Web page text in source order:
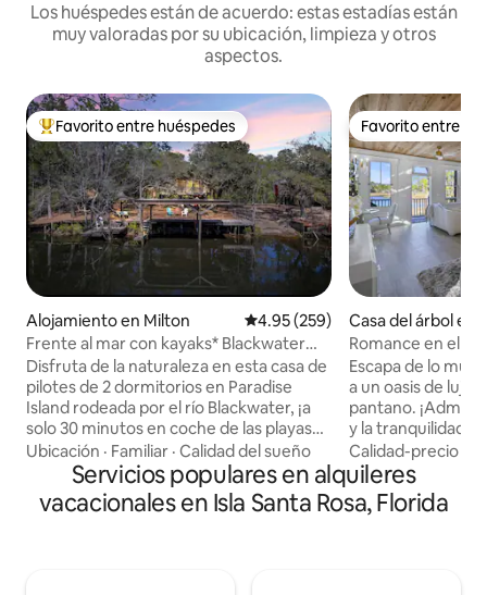
Los huéspedes están de acuerdo: estas estadías están
muy valoradas por su ubicación, limpieza y otros
aspectos.
Favorito entre huéspedes preferido
Favorito entre huéspedes
Alojamiento en Milton Calificación promedio: 4.95 de
4.95 (259)
Frente al mar con kayaks* Blackwater
River Shanty
Disfruta de la naturaleza en esta casa de
pilotes de 2 dormitorios en Paradise
Island rodeada por el río Blackwater, ¡a
solo 30 minutos en coche de las playas
del golfo! Pasea en kayak por la isla,
disfruta de las tortugas y observa las
aves, o navega o conduce hasta el
centro de Milton para atracar y cenar en
Ubicación · Familiar · Calidad del sueño
Favorito entre
Favorito entre
Casa del árbol en
Beach
Romance en el
Escapa de lo
a un oasis de lujo
pantano. ¡Admira la serenidad, la belleza
y la tranquilidad
ventana! Disfruta
gama con mucha
experiencia
de todo con
Calidad-precio
Servicios populares en alquileres
vacacionales en Isla Santa Rosa, Florida